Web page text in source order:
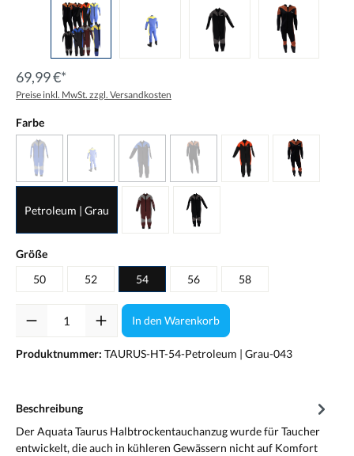
69,99 €*
Preise inkl. MwSt. zzgl. Versandkosten
Farbe
Petroleum | Grau
Größe
50
52 54 56 58
In den Warenkorb
Produktnummer: TAURUS-HT-54-Petroleum | Grau-043
Beschreibung
Der Aquata Taurus Halbtrockentauchanzug wurde für Taucher
entwickelt, die auch in kühleren Gewässern nicht auf Komfort